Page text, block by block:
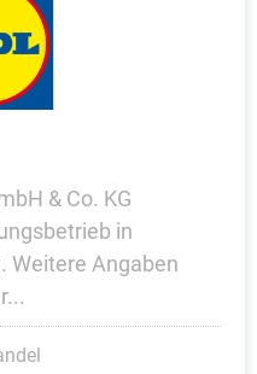
& Co. KG
in
Weitere Angaben